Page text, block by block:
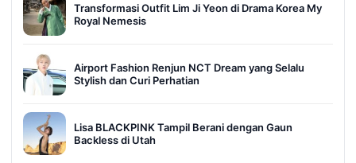
Transformasi Outfit Lim Ji Yeon di Drama Korea My
Royal Nemesis
Airport Fashion Renjun NCT Dream yang Selalu
Stylish dan Curi Perhatian
Lisa BLACKPINK Tampil Berani dengan Gaun
Backless di Utah